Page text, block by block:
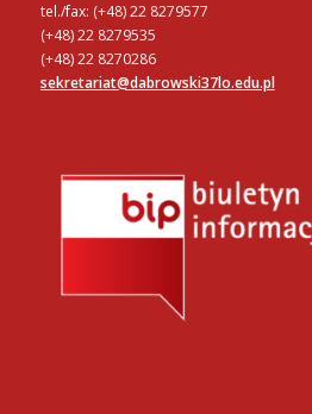
tel./fax: (+48) 22 8279577
(+48) 22 8279535
(+48) 22 8270286
sekretariat@dabrowski37lo.edu.pl